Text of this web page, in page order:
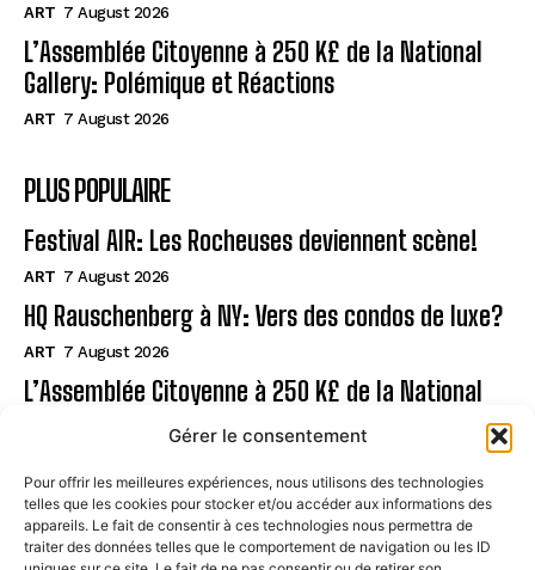
Gérer le consentement
Pour offrir les meilleures expériences, nous utilisons des technologies
telles que les cookies pour stocker et/ou accéder aux informations des
appareils. Le fait de consentir à ces technologies nous permettra de
traiter des données telles que le comportement de navigation ou les ID
ART 7 August 2026
L’Assemblée Citoyenne à 250 K£ de la National
Gallery: Polémique et Réactions
ART 7 August 2026
PLUS POPULAIRE
Festival AIR: Les Rocheuses deviennent scène!
ART 7 August 2026
HQ Rauschenberg à NY: Vers des condos de luxe?
ART 7 August 2026
L’Assemblée Citoyenne à 250 K£ de la National
Gallery: Polémique et Réactions
Page